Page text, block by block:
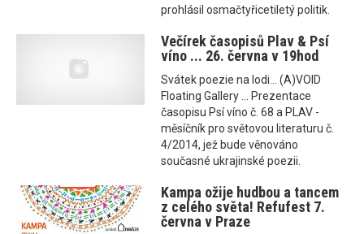
prohlásil osmačtyřicetiletý politik.
Večírek časopisů Plav & Psí
víno ... 26. června v 19hod
Svátek poezie na lodi... (A)VOID
Floating Gallery ... Prezentace
časopisu Psí víno č. 68 a PLAV -
měsíčník pro světovou literaturu č.
4/2014, jež bude věnováno
současné ukrajinské poezii.
Kampa ožije hudbou a tancem
z celého světa! Refufest 7.
června v Praze